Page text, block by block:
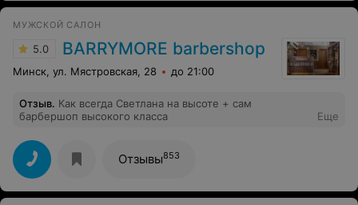
МУЖСКОЙ САЛОН
5.0 BARRYMORE barbershop
Минск, ул. Мястровская, 28 до 21:00
Отзыв. Как всегда Светлана на высоте + сам
барбершоп высокого класса
Еще
Отзывы853